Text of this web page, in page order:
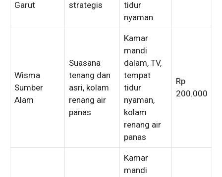
Garut
strategis
tidur
nyaman
Wisma
Sumber
Alam
Suasana
tenang dan
asri, kolam
renang air
panas
Kamar
mandi
dalam, TV,
tempat
tidur
nyaman,
kolam
renang air
panas
Rp
200.000
Kamar
mandi